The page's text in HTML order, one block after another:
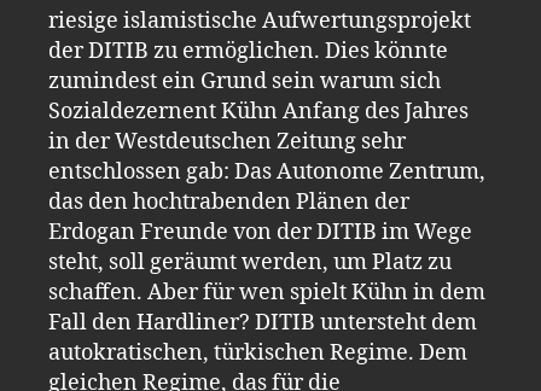
riesige islamistische Aufwertungsprojekt
der DITIB zu ermöglichen. Dies könnte
zumindest ein Grund sein warum sich
Sozialdezernent Kühn Anfang des Jahres
in der Westdeutschen Zeitung sehr
entschlossen gab: Das Autonome Zentrum,
das den hochtrabenden Plänen der
Erdogan Freunde von der DITIB im Wege
steht, soll geräumt werden, um Platz zu
schaffen. Aber für wen spielt Kühn in dem
Fall den Hardliner? DITIB untersteht dem
autokratischen, türkischen Regime. Dem
gleichen Regime, das für die